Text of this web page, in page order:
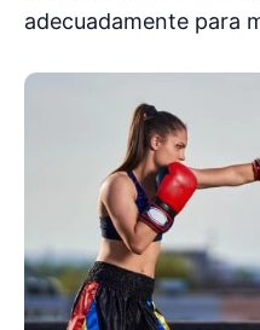
adecuadamente para